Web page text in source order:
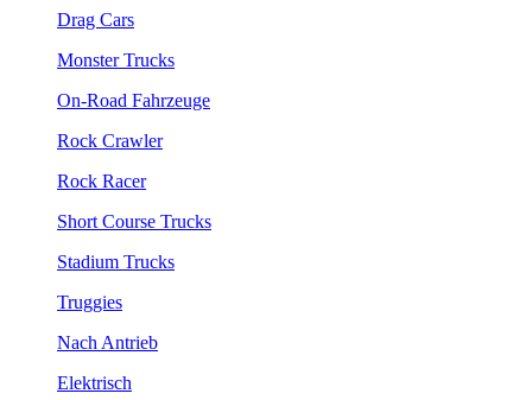
Drag Cars
Monster Trucks
On-Road Fahrzeuge
Rock Crawler
Rock Racer
Short Course Trucks
Stadium Trucks
Truggies
Nach Antrieb
Elektrisch